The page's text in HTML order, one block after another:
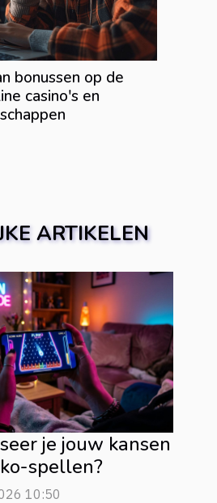
bonussen op de
casino's en
ARTIKELEN
je jouw kansen
spellen?
10:50